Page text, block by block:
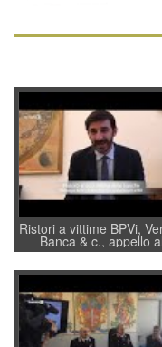
Ristori a vittime BPVi,
Banca & c., appello al
sottosegretario
Villarosa: per mettere
convochi con Di Maio
a supporto della
regia al Mef